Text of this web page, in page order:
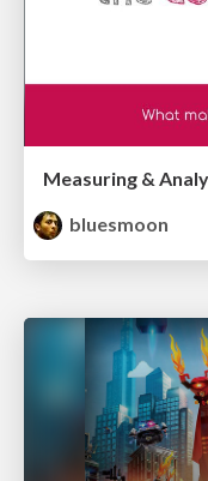
Measuring &
bluesmoon